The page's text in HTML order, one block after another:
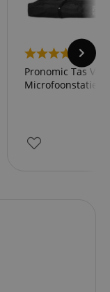
29
Pronomic Tas
Microfoonstatief